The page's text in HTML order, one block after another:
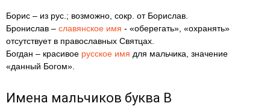
Борис – из рус.; возможно, сокр. от Борислав.
Бронислав – славянское имя - «оберегать», «охранять»
отсутствует в православных Святцах.
Богдан – красивое русское имя для мальчика, значение
«данный Богом».
Имена мальчиков буква В